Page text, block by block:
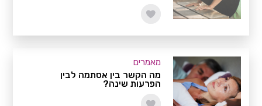
מאמרים
מה הקשר בין אסתמה לבין
הפרעות שינה?